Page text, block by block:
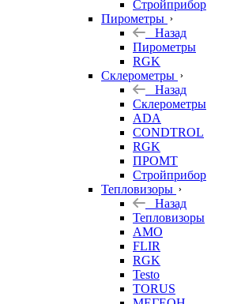
Стройприбор
Пирометры
Назад
Пирометры
RGK
Склерометры
Назад
Склерометры
ADA
CONDTROL
RGK
ПРОМТ
Стройприбор
Тепловизоры
Назад
Тепловизоры
AMO
FLIR
RGK
Testo
TORUS